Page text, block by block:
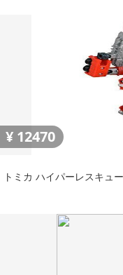
¥ 12470
トミカ ハイパーレスキュ